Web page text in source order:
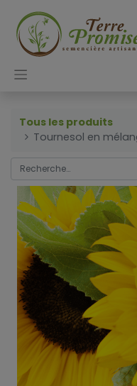
Tous les produits
Tournesol en